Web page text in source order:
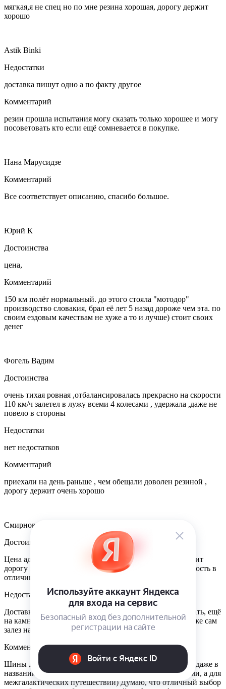
мягкая,я не спец но по мне резина хорошая, дорогу держит
хорошо
Astik Binki
Недостатки
доставка пишут одно а по факту другое
Комментарий
резин прошла испытания могу сказать только хорошее и могу
посоветовать кто если ещё сомневается в покупке.
Нана Марусидзе
Комментарий
Все соответствует описанию, спасибо большое.
Юрий К
Достоинства
цена,
Комментарий
150 км полёт нормальный. до этого стояла "мотодор"
производство словакия, брал еë лет 5 назад дороже чем эта. по
своим ездовым качествам не хуже а то и лучше) стоит своих
денег
Фогель Вадим
Достоинства
очень тихая ровная ,отбалансировалась прекрасно на скорости
110 км/ч залетел в лужу всеми 4 колесами , удержала ,даже не
повело в стороны
Недостатки
нет недостатков
Комментарий
приехали на день раньше , чем обещали доволен резиной ,
дорогу держит очень хорошо
Смирнов Александр
Достоинства
Цена адекватная, шумность приемлемая, отлично держит
дорогу и тормозит, в дождь тоже сильно удивило стойкость в
отличии от штатных
Недостатки
Доставка, это скорее к продавцу оценку не буду занижать, ещё
на камнях отлетел небольшой кусок резины, но это я уже сам
залез на них в ж... на полном приводе((
Комментарий
Шины действительно максимально комфортные - ведь даже в
названии есть Comfort) Сделаны не для дорог с камнями, а для
межгалактических путешествий) Думаю, что отличный выбор